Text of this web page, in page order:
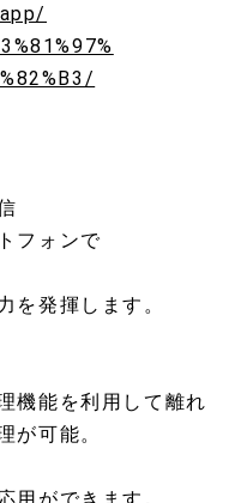
フォンで
を発揮します。
機能を利用して離れ
が可能。
用ができます。